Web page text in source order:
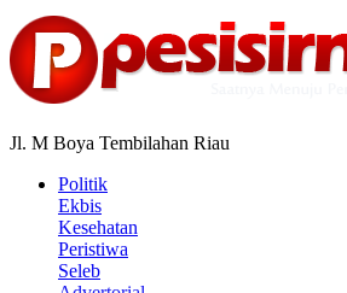
Jl. M Boya Tembilahan Riau
Politik
Ekbis
Kesehatan
Peristiwa
Seleb